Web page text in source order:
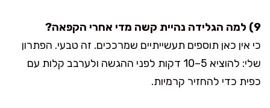
9) למה הגלידה נהיית קשה מדי אחרי הקפאה?
כי אין כאן תוספים תעשייתיים שמרככים. זה טבעי. הפתרון
שלי: להוציא 5–10 דקות לפני ההגשה ולערבב קלות עם
כפית כדי להחזיר קרמיות.